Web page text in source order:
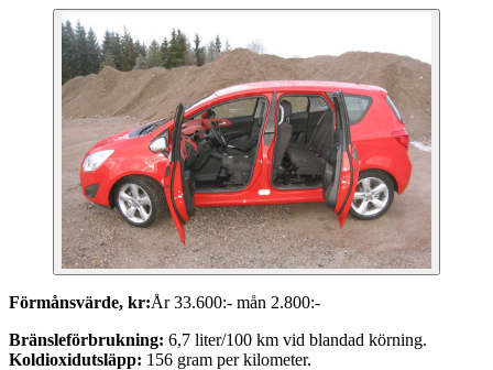
Förmånsvärde, kr:År 33.600:- mån 2.800:-
Bränsleförbrukning: 6,7 liter/100 km vid blandad körning.
Koldioxidutsläpp: 156 gram per kilometer.